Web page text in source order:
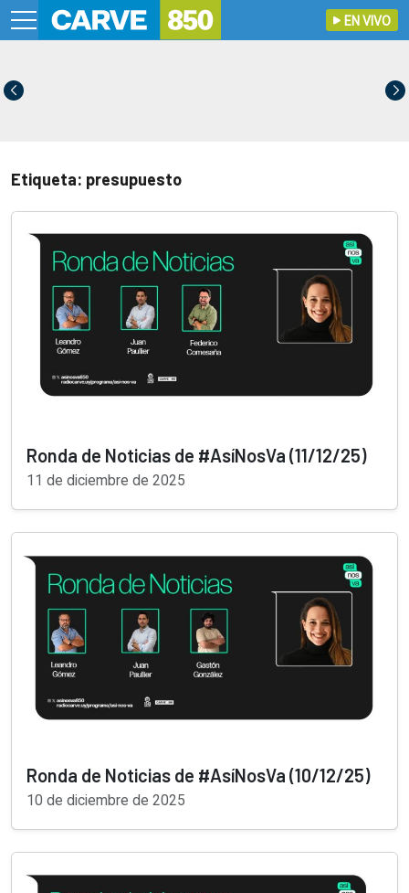
EN VIVO
Etiqueta: presupuesto
Ronda de Noticias de #AsíNosVa (11/12/25)
11 de diciembre de 2025
Ronda de Noticias de #AsíNosVa (10/12/25)
10 de diciembre de 2025